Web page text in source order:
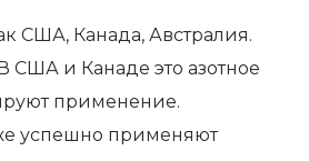
США, Канада, Австралия.
и Канаде это азотное
применение.
успешно применяют